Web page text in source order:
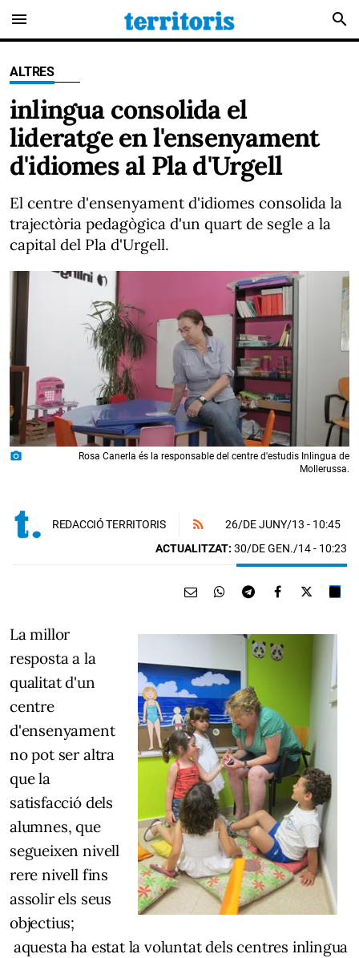
menu search
ALTRES
inlingua consolida el
lideratge en l'ensenyament
d'idiomes al Pla d'Urgell
El centre d'ensenyament d'idiomes consolida la
trajectòria pedagògica d'un quart de segle a la
capital del Pla d'Urgell.
photo_camera
Rosa Canerla és la responsable del centre d'estudis Inlingua de
Mollerussa.
REDACCIÓ TERRITORIS 26/DE JUNY/13 - 10:45
ACTUALITZAT: 30/DE GEN./14 - 10:23
La millor
resposta a la
qualitat d'un
centre
d'ensenyament
no pot ser altra
que la
satisfacció dels
alumnes, que
segueixen nivell
rere nivell fins
assolir els seus
objectius;
aquesta ha estat la voluntat dels centres inlingua